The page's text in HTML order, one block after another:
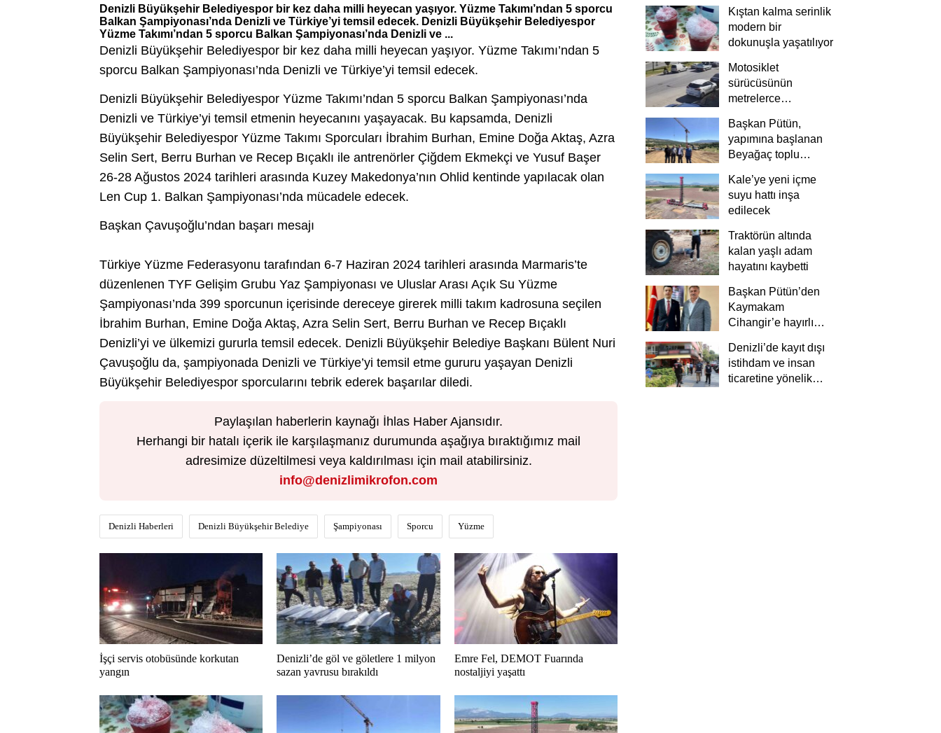
Denizli Büyükşehir Belediyespor bir kez daha milli heyecan yaşıyor. Yüzme Takımı’ndan 5 sporcu
Balkan Şampiyonası’nda Denizli ve Türkiye’yi temsil edecek. Denizli Büyükşehir Belediyespor
Yüzme Takımı’ndan 5 sporcu Balkan Şampiyonası’nda Denizli ve ...
Denizli Büyükşehir Belediyespor bir kez daha milli heyecan yaşıyor. Yüzme Takımı’ndan 5
sporcu Balkan Şampiyonası’nda Denizli ve Türkiye’yi temsil edecek.
Denizli Büyükşehir Belediyespor Yüzme Takımı’ndan 5 sporcu Balkan Şampiyonası’nda
Denizli ve Türkiye’yi temsil etmenin heyecanını yaşayacak. Bu kapsamda, Denizli
Büyükşehir Belediyespor Yüzme Takımı Sporcuları İbrahim Burhan, Emine Doğa Aktaş, Azra
Selin Sert, Berru Burhan ve Recep Bıçaklı ile antrenörler Çiğdem Ekmekçi ve Yusuf Başer
26-28 Ağustos 2024 tarihleri arasında Kuzey Makedonya’nın Ohlid kentinde yapılacak olan
Len Cup 1. Balkan Şampiyonası’nda mücadele edecek.
Başkan Çavuşoğlu’ndan başarı mesajı
Türkiye Yüzme Federasyonu tarafından 6-7 Haziran 2024 tarihleri arasında Marmaris’te
düzenlenen TYF Gelişim Grubu Yaz Şampiyonası ve Uluslar Arası Açık Su Yüzme
Şampiyonası’nda 399 sporcunun içerisinde dereceye girerek milli takım kadrosuna seçilen
İbrahim Burhan, Emine Doğa Aktaş, Azra Selin Sert, Berru Burhan ve Recep Bıçaklı
Denizli’yi ve ülkemizi gururla temsil edecek. Denizli Büyükşehir Belediye Başkanı Bülent Nuri
Çavuşoğlu da, şampiyonada Denizli ve Türkiye’yi temsil etme gururu yaşayan Denizli
Büyükşehir Belediyespor sporcularını tebrik ederek başarılar diledi.
Paylaşılan haberlerin kaynağı İhlas Haber Ajansıdır.
Herhangi bir hatalı içerik ile karşılaşmanız durumunda aşağıya bıraktığımız mail
adresimize düzeltilmesi veya kaldırılması için mail atabilirsiniz.
info@denizlimikrofon.com
Denizli Haberleri Denizli Büyükşehir Belediye Şampiyonası Sporcu Yüzme
İşçi servis otobüsünde korkutan
yangın
Denizli’de göl ve göletlere 1 milyon
sazan yavrusu bırakıldı
Emre Fel, DEMOT Fuarında
nostaljiyi yaşattı
Kıştan kalma serinlik
modern bir
dokunuşla yaşatılıyor
Motosiklet
sürücüsünün
metrelerce
güvenlik
kamerasında
Başkan Pütün,
yapımına başlanan
Beyağaç toplu
Kale’ye yeni içme
suyu hattı inşa
edilecek
Traktörün altında
kalan yaşlı adam
hayatını kaybetti
Başkan Pütün’den
Kaymakam
Cihangir’e hayırlı
Denizli’de kayıt dışı
istihdam ve insan
ticaretine yönelik